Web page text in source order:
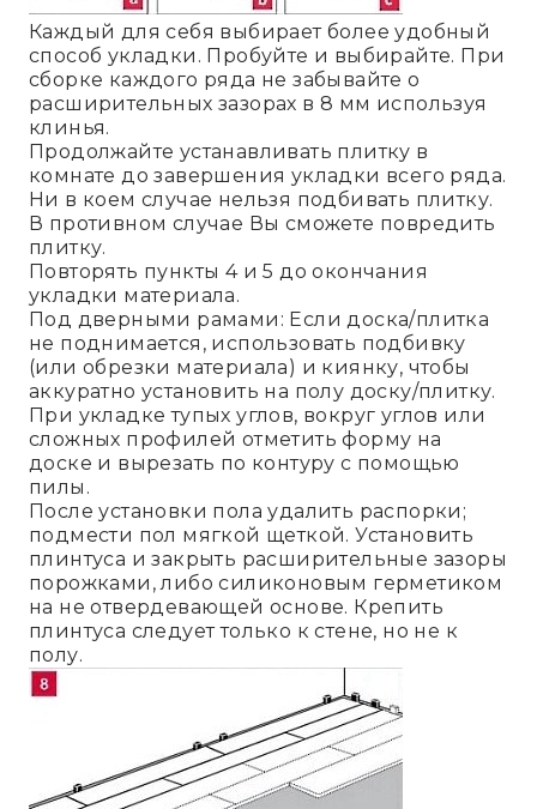
Каждый для себя выбирает более удобный
способ укладки. Пробуйте и выбирайте. При
сборке каждого ряда не забывайте о
расширительных зазорах в 8 мм используя
клинья.
Продолжайте устанавливать плитку в
комнате до завершения укладки всего ряда.
Ни в коем случае нельзя подбивать плитку.
В противном случае Вы сможете повредить
плитку.
Повторять пункты 4 и 5 до окончания
укладки материала.
Под дверными рамами: Если доска/плитка
не поднимается, использовать подбивку
(или обрезки материала) и киянку, чтобы
аккуратно установить на полу доску/плитку.
При укладке тупых углов, вокруг углов или
сложных профилей отметить форму на
доске и вырезать по контуру с помощью
пилы.
После установки пола удалить распорки;
подмести пол мягкой щеткой. Установить
плинтуса и закрыть расширительные зазоры
порожками, либо силиконовым герметиком
на не отвердевающей основе. Крепить
плинтуса следует только к стене, но не к
полу.